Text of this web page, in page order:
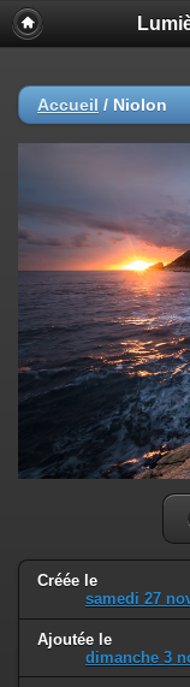
Accueil / Niolon
Créée le
samedi 27
Ajoutée le
dimanche 3